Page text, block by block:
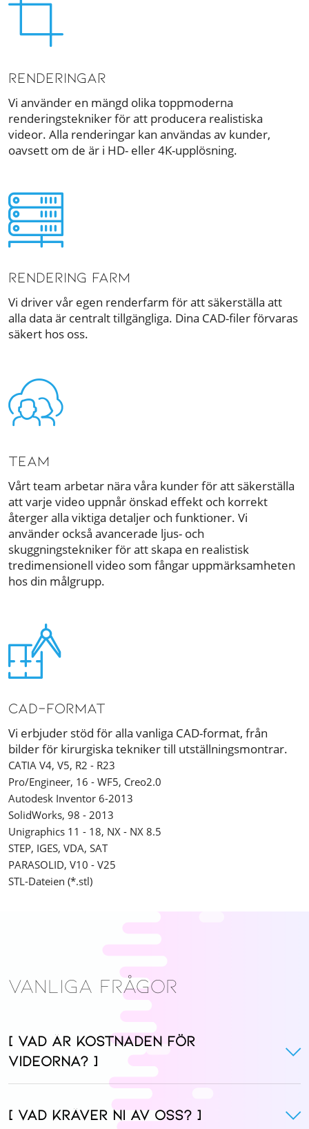
RENDERINGAR
Vi använder en mängd olika toppmoderna
renderingstekniker för att producera realistiska
videor. Alla renderingar kan användas av kunder,
oavsett om de är i HD- eller 4K-upplösning.
RENDERING FARM
Vi driver vår egen renderfarm för att säkerställa att
alla data är centralt tillgängliga. Dina CAD-filer förvaras
säkert hos oss.
TEAM
Vårt team arbetar nära våra kunder för att säkerställa
att varje video uppnår önskad effekt och korrekt
återger alla viktiga detaljer och funktioner. Vi
använder också avancerade ljus- och
skuggningstekniker för att skapa en realistisk
tredimensionell video som fångar uppmärksamheten
hos din målgrupp.
CAD-format
Vi erbjuder stöd för alla vanliga CAD-format, från
bilder för kirurgiska tekniker till utställningsmontrar.
CATIA V4, V5, R2 - R23
Pro/Engineer, 16 - WF5, Creo2.0
Autodesk Inventor 6-2013
SolidWorks, 98 - 2013
Unigraphics 11 - 18, NX - NX 8.5
STEP, IGES, VDA, SAT
PARASOLID, V10 - V25
STL-Dateien (*.stl)
VANLIGA FRÅGOR
[ Vad är kostnaden för
videorna? ]
[ Vad kräver ni av oss? ]